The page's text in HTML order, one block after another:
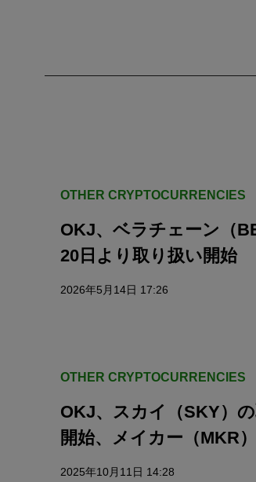
OTHER CRYPTOCURRENCIES
OKJ、ベラチェーン（
20日より取り扱い開始
2026年5月14日 17:26
OTHER CRYPTOCURRENCIES
OKJ、スカイ（SKY）
開始、メイカー（MKR
2025年10月11日 14:28